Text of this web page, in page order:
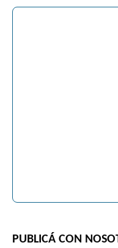
PUBLICÁ CON